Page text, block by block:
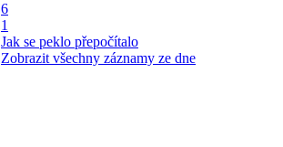
6
1
Jak se peklo přepočítalo
Zobrazit všechny záznamy ze dne